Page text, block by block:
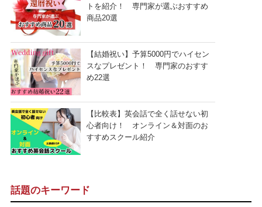
トを紹介！ 専門家が選ぶおすすめ
商品20選
【結婚祝い】予算5000円でハイセン
スなプレゼント！ 専門家のおすす
め22選
【比較表】英会話で全く話せない初
心者向け！ オンライン＆対面のお
すすめスクール紹介
話題のキーワード